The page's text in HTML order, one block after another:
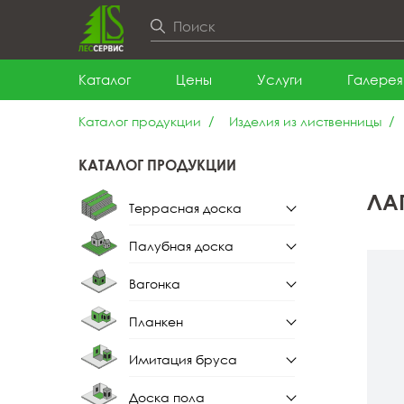
Каталог Цены Услуги Галерея
Каталог продукции Изделия из лиственницы
КАТАЛОГ ПРОДУКЦИИ
Террасная доска
Террасная доска из
лиственницы
Палубная доска
Палубная доска из
лиственницы
Вагонка
Вагонка штиль
лиственницы
Планкен
Планкен прямой
Имитация бруса
Доска пола